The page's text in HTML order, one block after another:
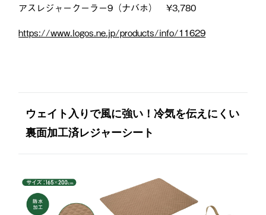
アスレジャークーラー9（ナバホ） ¥3,780
https://www.logos.ne.jp/products/info/11629
ウェイト入りで風に強い！冷気を伝えにくい
裏面加工済レジャーシート